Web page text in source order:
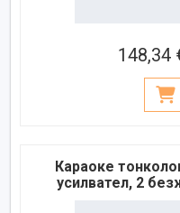
148,34
Караоке
усилвател, 2